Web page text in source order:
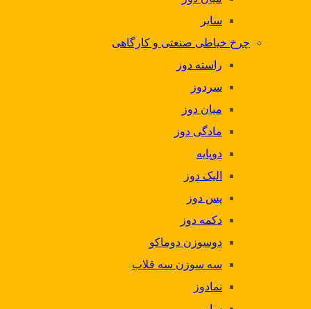
سایر
چرخ خیاطی صنعتی و کارگاهی
راسته دوز
سردوز
میان دوز
مادگی دوز
دوپایه
الیک دوز
پس دوز
دکمه دوز
دوسوزن دوماکو
سه سوزن سه قلاب
نمادوز